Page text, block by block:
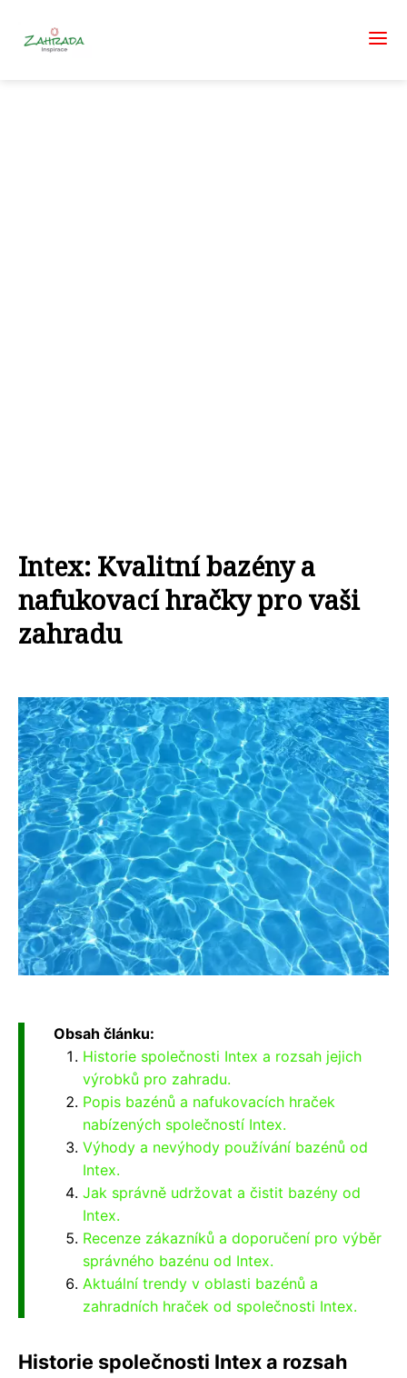
Intex: Kvalitní bazény a
nafukovací hračky pro vaši
zahradu
Obsah článku:
Historie společnosti Intex a rozsah jejich
výrobků pro zahradu.
Popis bazénů a nafukovacích hraček
nabízených společností Intex.
Výhody a nevýhody používání bazénů od
Intex.
Jak správně udržovat a čistit bazény od
Intex.
Recenze zákazníků a doporučení pro výběr
správného bazénu od Intex.
Aktuální trendy v oblasti bazénů a
zahradních hraček od společnosti Intex.
Historie společnosti Intex a rozsah